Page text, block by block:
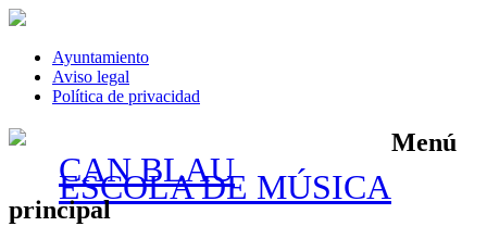
Ayuntamiento
Aviso legal
Política de privacidad
CAN BLAU
ESCOLA DE MÚSICA
Menú
principal